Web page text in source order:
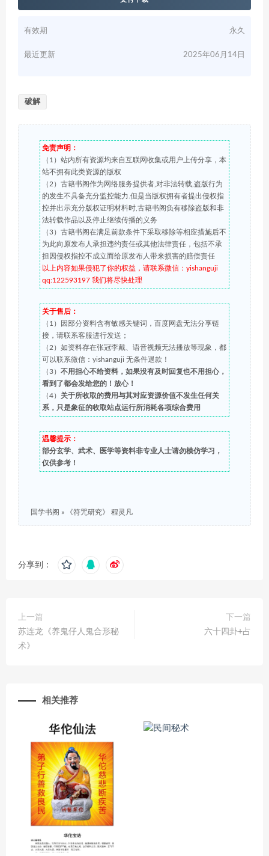
有效期 永久
最近更新 2025年06月14日
破解
免责声明：
（1）站内所有资源均来自互联网收集或用户上传分享，本
站不拥有此类资源的版权
（2）古籍书阁作为网络服务提供者,对非法转载,盗版行为
的发生不具备充分监控能力.但是当版权拥有者提出侵权指
控并出示充分版权证明材料时,古籍书阁负有移除盗版和非
法转载作品以及停止继续传播的义务
（3）古籍书阁在满足前款条件下采取移除等相应措施后不
为此向原发布人承担违约责任或其他法律责任，包括不承
担因侵权指控不成立而给原发布人带来损害的赔偿责任
以上内容如果侵犯了你的权益，请联系微信：yishanguji
qq:122593197 我们将尽快处理
关于售后：
（1）因部分资料含有敏感关键词，百度网盘无法分享链
接，请联系客服进行发送；
（2）如资料存在张冠李戴、语音视频无法播放等现象，都
可以联系微信：yishanguji 无条件退款！
（3） 不用担心不给资料，如果没有及时回复也不用担心，
看到了都会发给您的！放心！
（4） 关于所收取的费用与其对应资源价值不发生任何关
系，只是象征的收取站点运行所消耗各项综合费用
温馨提示：
部分玄学、武术、医学等资料非专业人士请勿模仿学习，
仅供参考！
国学书阁 » 《符咒研究》 程灵凡
分享到：
上一篇
苏连龙《养鬼仔人鬼合形秘
术》
下一篇
六十四卦+占
相关推荐